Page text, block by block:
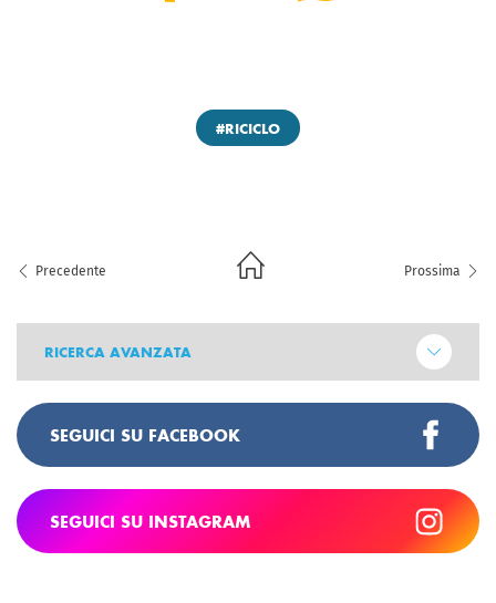
#RICICLO
Precedente Prossima
RICERCA AVANZATA
SEGUICI SU FACEBOOK
SEGUICI SU INSTAGRAM